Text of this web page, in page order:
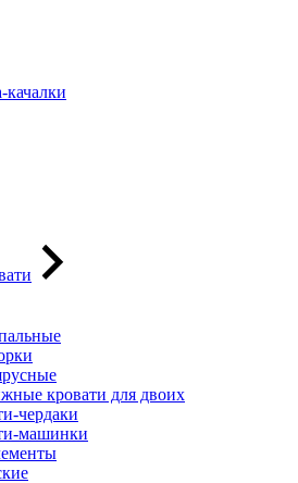
качалки
кровати для двоих
чердаки
машинки